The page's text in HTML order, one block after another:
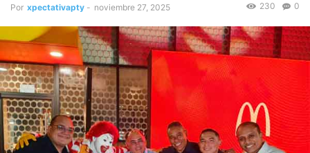
Por xpectativapty - noviembre 27, 2025 0
230